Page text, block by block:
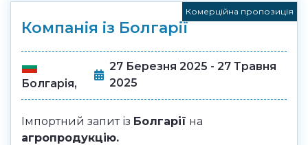
Компанія із Болгарії
Комерційна пропозиція
Болгарія,
27 Березня 2025 - 27 Травня
2025
Імпортний запит із Болгарії на
агропродукцію.